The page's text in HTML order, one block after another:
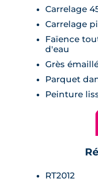
Carrelage
Carrelage
Faïence
d'eau
Grès
Parquet
Peinture
RT2012